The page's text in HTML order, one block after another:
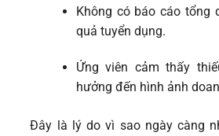
Không có báo cáo tổng
quả tuyển dụng.
Ứng viên cảm thấy
hưởng đến hình ảnh
Đây là lý do vì sao ngày càng